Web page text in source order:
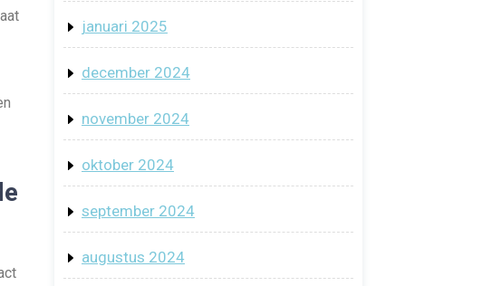
januari 2025
december 2024
november 2024
oktober 2024
september 2024
augustus 2024